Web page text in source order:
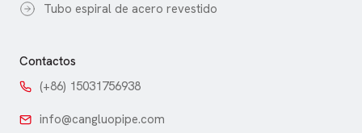
Tubo espiral de acero revestido
Contactos
(+86) 15031756938
info@cangluopipe.com